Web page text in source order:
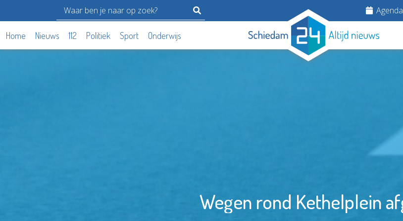
Agenda
Home Nieuws 112 Politiek Sport Onderwijs
Wegen rond Kethelplein